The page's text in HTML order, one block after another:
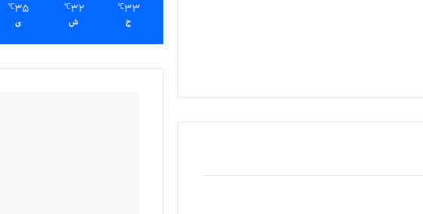
33
℃
ج
32
℃
ش
35
℃
ی